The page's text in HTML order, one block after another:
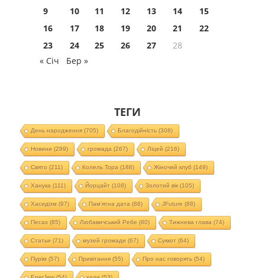
9
10 11 12 13 14
15
16
17 18 19 20 21
22
23
24 25 26 27
28
« Січ
Бер »
ТЕГИ
День народження(705) Благодійність (308)
Новини (299) громада (267) Ліцей (216)
Свято (211) Колель Тора (188) Жіночий клуб (149)
Ханука (111) Йорцайт (108) Золотий вік(105)
Хасидізм (97) Пам'ятна дата (88) JFuture (88)
Песах(85) Любавичський Ребе (80) Тижнева глава (74)
Статьи (71) музей громади (67) Суккот (64)
Пурім (57) Привітання(55) Про нас говорять (54)